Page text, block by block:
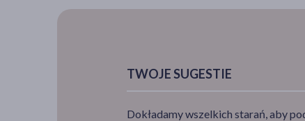
TWOJE SUGESTIE
Dokładamy wszelkich starań, aby